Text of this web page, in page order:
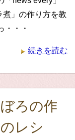
煮」の作り方を教
・・・
続きを読む
ろの作
レシ